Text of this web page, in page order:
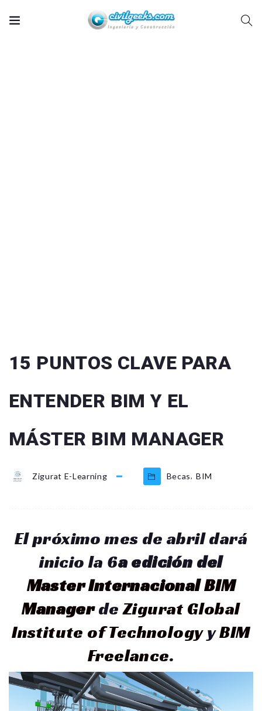
15 PUNTOS CLAVE PARA
ENTENDER BIM Y EL
MÁSTER BIM MANAGER
Zigurat E-Learning Becas, BIM
El próximo mes de abril dará
inicio la 6a edición del
Master Internacional BIM
ManagerdeZigurat Global
Institute of TechnologyyBIM
Freelance.